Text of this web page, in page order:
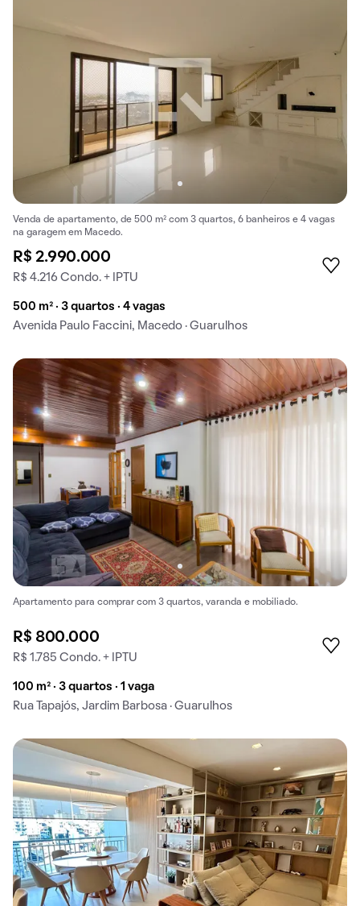
Venda de apartamento, de 500 m² com 3 quartos, 6 banheiros e 4 vagas
na garagem em Macedo.
R$ 2.990.000
R$ 4.216 Condo. + IPTU
500 m² · 3 quartos · 4 vagas
Avenida Paulo Faccini, Macedo · Guarulhos
Apartamento para comprar com 3 quartos, varanda e mobiliado.
R$ 800.000
R$ 1.785 Condo. + IPTU
100 m² · 3 quartos · 1 vaga
Rua Tapajós, Jardim Barbosa · Guarulhos